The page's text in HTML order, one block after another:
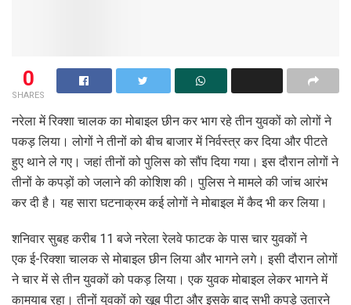
0
SHARES
नरेला में रिक्शा चालक का मोबाइल छीन कर भाग रहे तीन युवकों को लोगों ने
पकड़ लिया। लोगों ने तीनों को बीच बाजार में निर्वस्त्र कर दिया और पीटते
हुए थाने ले गए। जहां तीनों को पुलिस को सौंप दिया गया। इस दौरान लोगों ने
तीनों के कपड़ों को जलाने की कोशिश की। पुलिस ने मामले की जांच आरंभ
कर दी है। यह सारा घटनाक्रम कई लोगों ने मोबाइल में कैद भी कर लिया।
शनिवार सुबह करीब 11 बजे नरेला रेलवे फाटक के पास चार युवकों ने
एक ई-रिक्शा चालक से मोबाइल छीन लिया और भागने लगे। इसी दौरान लोगों
ने चार में से तीन युवकों को पकड़ लिया। एक युवक मोबाइल लेकर भागने में
कामयाब रहा। तीनों युवकों को खूब पीटा और इसके बाद सभी कपड़े उतारने